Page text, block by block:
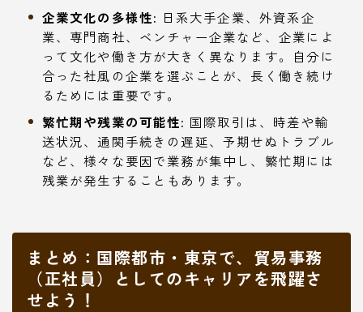
企業文化の多様性: 日系大手企業、外資系企
業、専門商社、ベンチャー企業など、企業によ
って文化や働き方が大きく異なります。自分に
合った社風の企業を選ぶことが、長く働き続け
るためには重要です。
繁忙期や残業の可能性: 国際取引は、時差や輸
送状況、通関手続きの遅延、予期せぬトラブル
など、様々な要因で業務が集中し、繁忙期には
残業が発生することもあります。
まとめ：国際都市・東京で、貿易事務
（正社員）としてのキャリアを飛躍さ
せよう！